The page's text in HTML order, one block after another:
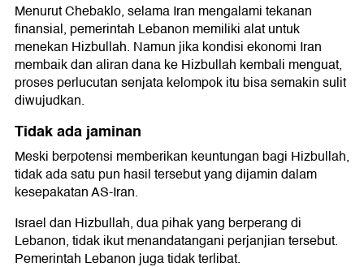
Menurut Chebaklo, selama Iran mengalami tekanan
finansial, pemerintah Lebanon memiliki alat untuk
menekan Hizbullah. Namun jika kondisi ekonomi Iran
membaik dan aliran dana ke Hizbullah kembali menguat,
proses perlucutan senjata kelompok itu bisa semakin sulit
diwujudkan.
Tidak ada jaminan
Meski berpotensi memberikan keuntungan bagi Hizbullah,
tidak ada satu pun hasil tersebut yang dijamin dalam
kesepakatan AS-Iran.
Israel dan Hizbullah, dua pihak yang berperang di
Lebanon, tidak ikut menandatangani perjanjian tersebut.
Pemerintah Lebanon juga tidak terlibat.